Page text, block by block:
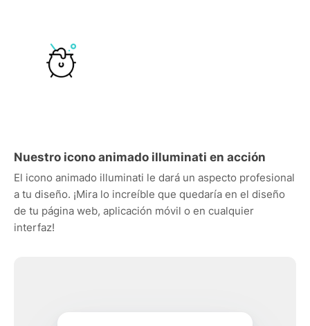
Nuestro icono animado illuminati en acción
El icono animado illuminati le dará un aspecto profesional
a tu diseño. ¡Mira lo increíble que quedaría en el diseño
de tu página web, aplicación móvil o en cualquier
interfaz!